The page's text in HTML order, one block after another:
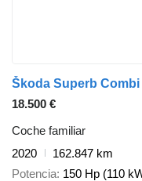
Škoda Superb Combi
18.500 €
Coche familiar
2020
162.847 km
Potencia 150 Hp (110